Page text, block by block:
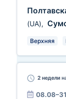
(UA),
Верхняя
2 недели